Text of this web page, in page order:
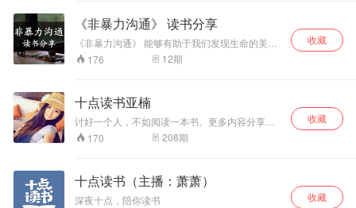
《非暴力沟通》 读书分享
《非暴力沟通》 能够有助于我们发现生命的美与
力量，不仅使我们内心的创伤痊愈，而且还能使
我们人际关系中的创伤痊愈。当我们褪去隐蔽的
愈。” 感谢生活的赐予而不贪心。我们的转变与世
界的状态息息相关。而改变沟通方式是自我转变
的重要开端。 学习提升沟通品质，让爱融入生
活。给自己时间，慢慢感受沟通方式对生活的巨
大改变。
176 12期
收藏
十点读书亚楠
讨好一个人，不如阅读一本书。更多内容分享，
欢迎关注主播个人wx：nanjiejie23（楠姐姐23）
170 208期
收藏
十点读书（主播：萧萧）
深夜十点，陪你读书
收藏